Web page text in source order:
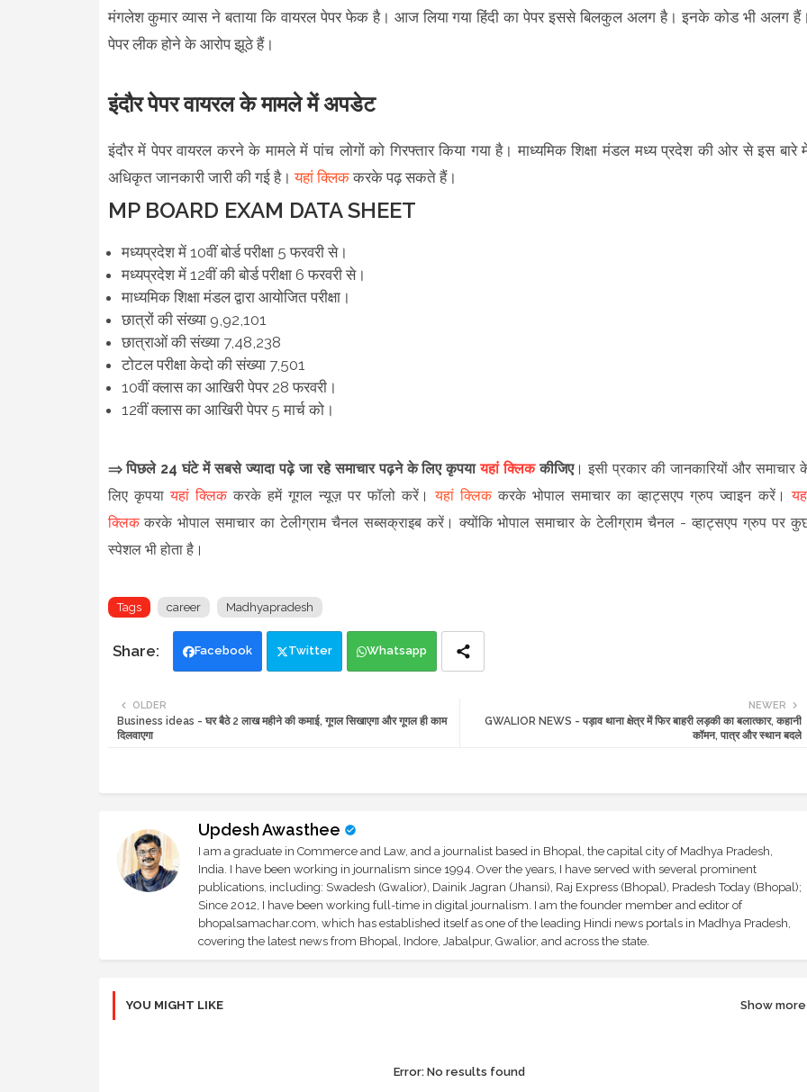
मंगलेश कुमार व्यास ने बताया कि वायरल पेपर फेक है। आज लिया गया हिंदी का पेपर इससे बिलकुल अलग है। इनके कोड भी अलग
पेपर लीक होने के आरोप झूठे हैं।
इंदौर पेपर वायरल के मामले में अपडेट
इंदौर में पेपर वायरल करने के मामले में पांच लोगों को गिरफ्तार किया गया है। माध्यमिक शिक्षा मंडल मध्य प्रदेश की ओर से इस बारे
अधिकृत जानकारी जारी की गई है।यहां क्लिककरके पढ़ सकते हैं।
MP BOARD EXAM DATA SHEET
मध्यप्रदेश में 10वीं बोर्ड परीक्षा 5 फरवरी से।
मध्यप्रदेश में 12वीं की बोर्ड परीक्षा 6 फरवरी से।
माध्यमिक शिक्षा मंडल द्वारा आयोजित परीक्षा।
छात्रों की संख्या ​​9,92,101
छात्राओं की संख्या 7,48,238
टोटल परीक्षा केदो की संख्या 7,501
10वीं क्लास का आखिरी पेपर 28 फरवरी।
12वीं क्लास का आखिरी पेपर 5 मार्च को।
⇒ पिछले 24 घंटे में सबसे ज्यादा पढ़े जा रहे समाचार पढ़ने के लिए कृपयायहां क्लिककीजिए।इसी प्रकार की जानकारियों और समाचार
लिए कृपयायहां क्लिककरके हमें गूगल न्यूज़ पर फॉलो करें ।यहां क्लिककरके भोपाल समाचार का व्हाट्सएप ग्रुप ज्वाइन करें।
क्लिककरके भोपाल समाचार का टेलीग्राम चैनल सब्सक्राइब करें। क्योंकि भोपाल समाचार के टेलीग्राम चैनल - व्हाट्सएप ग्रुपपर
स्पेशल भी होता है।
Tags career Madhyapradesh
Facebook Twitter Whatsapp
NEWER
GWALIOR NEWS - पड़ाव थाना क्षेत्र में फिर बाहरी लड़की का बलात्कार, कहानी
कॉमन, पात्र और स्थान बदले
OLDER
Business ideas - घर बैठे 2 लाख महीने की कमाई, गूगल सिखाएगा और गूगल ही काम
दिलवाएगा
Updesh Awasthee
I am a graduate in Commerce and Law, and a journalist based in Bhopal, the capital city of Madhya Pradesh,
India. I have been working in journalism since 1994. Over the years, I have served with several prominent
publications, including: Swadesh (Gwalior), Dainik Jagran (Jhansi), Raj Express (Bhopal), Pradesh Today (Bhopal);
Since 2012, I have been working full-time in digital journalism. I am the founder member and editor of
bhopalsamachar.com, which has established itself as one of the leading Hindi news portals in Madhya Pradesh,
covering the latest news from Bhopal, Indore, Jabalpur, Gwalior, and across the state.
YOU MIGHT LIKE Show more
Error:No results found